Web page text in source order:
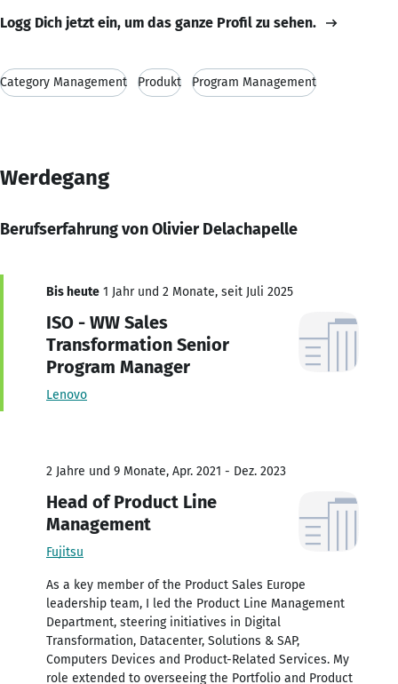
Logg Dich jetzt ein, um das ganze Profil zu sehen.
Category Management Produkt Program Management
Werdegang
Berufserfahrung von Olivier Delachapelle
Bis heute 1 Jahr und 2 Monate, seit Juli 2025
ISO - WW Sales
Transformation Senior
Program Manager
Lenovo
2 Jahre und 9 Monate, Apr. 2021 - Dez. 2023
Head of Product Line
Management
Fujitsu
As a key member of the Product Sales Europe
leadership team, I led the Product Line Management
Department, steering initiatives in Digital
Transformation, Datacenter, Solutions & SAP,
Computers Devices and Product-Related Services. My
role extended to overseeing the Portfolio and Product